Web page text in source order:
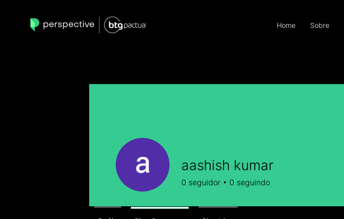
Home Sobre
aashish kumar
0 seguidor 0 seguindo